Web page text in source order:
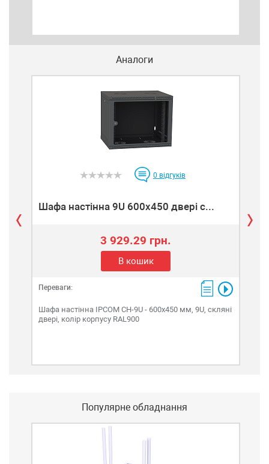
Аналоги
0 відгуків
Шафа настінна 9U 600x450 двері с...
3 929.29 грн.
В кошик
Переваги:
Шафа настінна IPCOM СН-9U - 600х450 мм, 9U, скляні
двері, колір корпусу RAL900
Популярне обладнання